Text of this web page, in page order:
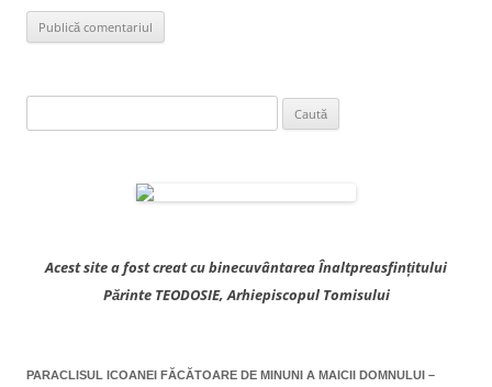
după:
Acest site a fost creat cu binecuvântarea Înaltpreasfințitului
Părinte TEODOSIE, Arhiepiscopul Tomisului
PARACLISUL ICOANEI FĂCĂTOARE DE MINUNI A MAICII DOMNULUI –